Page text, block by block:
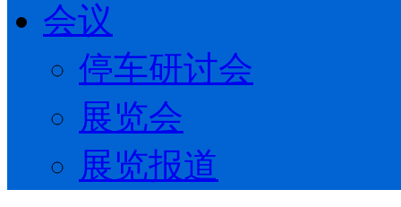
会议
停车研讨会
展览会
展览报道